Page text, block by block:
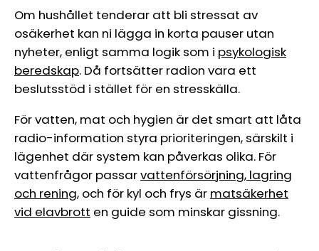
Om hushållet tenderar att bli stressat av
osäkerhet kan ni lägga in korta pauser utan
nyheter, enligt samma logik som i psykologisk
beredskap. Då fortsätter radion vara ett
beslutsstöd i stället för en stresskälla.
För vatten, mat och hygien är det smart att låta
radio-information styra prioriteringen, särskilt i
lägenhet där system kan påverkas olika. För
vattenfrågor passarvattenförsörjning, lagring
och rening, och för kyl och frys är matsäkerhet
vid elavbrott en guide som minskar gissning.